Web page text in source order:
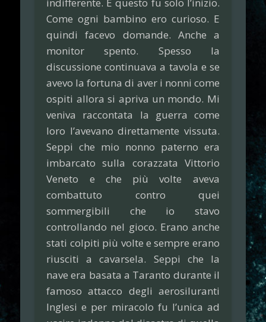
Come ogni bambino ero curioso. E
quindi facevo domande. Anche a
monitor spento. Spesso la
discussione continuava a tavola e se
avevo la fortuna di aver i nonni come
ospiti allora si apriva un mondo. Mi
veniva raccontata la guerra come
loro l’avevano direttamente vissuta.
Seppi che mio nonno paterno era
imbarcato sulla corazzata Vittorio
Veneto e che più volte aveva
combattuto contro quei
sommergibili che io stavo
controllando nel gioco. Erano anche
stati colpiti più volte e sempre erano
riusciti a cavarsela. Seppi che la
nave era basata a Taranto durante il
famoso attacco degli aerosiluranti
Inglesi e per miracolo fu l’unica ad